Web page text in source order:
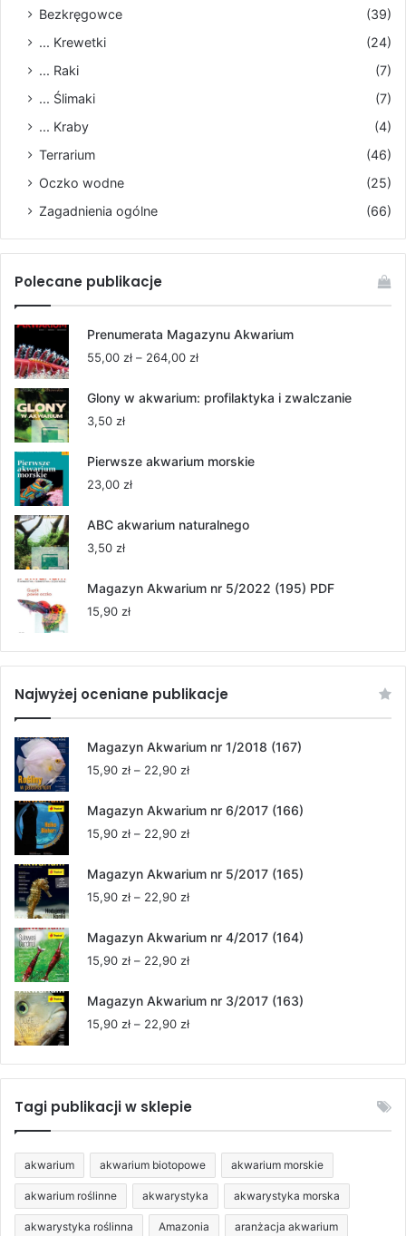
Bezkręgowce
(39)
... Krewetki
(24)
... Raki
(7)
... Ślimaki
(7)
... Kraby
(4)
Terrarium
(46)
Oczko wodne
(25)
Zagadnienia ogólne
(66)
Polecane publikacje
Prenumerata Magazynu Akwarium
55,00 zł – 264,00 złZakres
od
Glony w akwarium: profilaktyka i zwalczanie
3,50 zł
Pierwsze akwarium morskie
23,00 zł
ABC akwarium naturalnego
3,50 zł
Magazyn Akwarium nr 5/2022 (195) PDF
15,90 zł
Najwyżej oceniane publikacje
Magazyn Akwarium nr 1/2018 (167)
15,90 zł – 22,90 złZakres
od
Magazyn Akwarium nr 6/2017 (166)
15,90 zł – 22,90 złZakres
od
Magazyn Akwarium nr 5/2017 (165)
15,90 zł – 22,90 złZakres
od
Magazyn Akwarium nr 4/2017 (164)
15,90 zł – 22,90 złZakres
od
Magazyn Akwarium nr 3/2017 (163)
15,90 zł – 22,90 złZakres
od
15,90 zł
Tagi publikacji w sklepie
akwarium akwarium biotopowe akwarium morskie
akwarium roślinne akwarystyka akwarystyka morska
akwarystyka roślinna Amazonia aranżacja akwarium